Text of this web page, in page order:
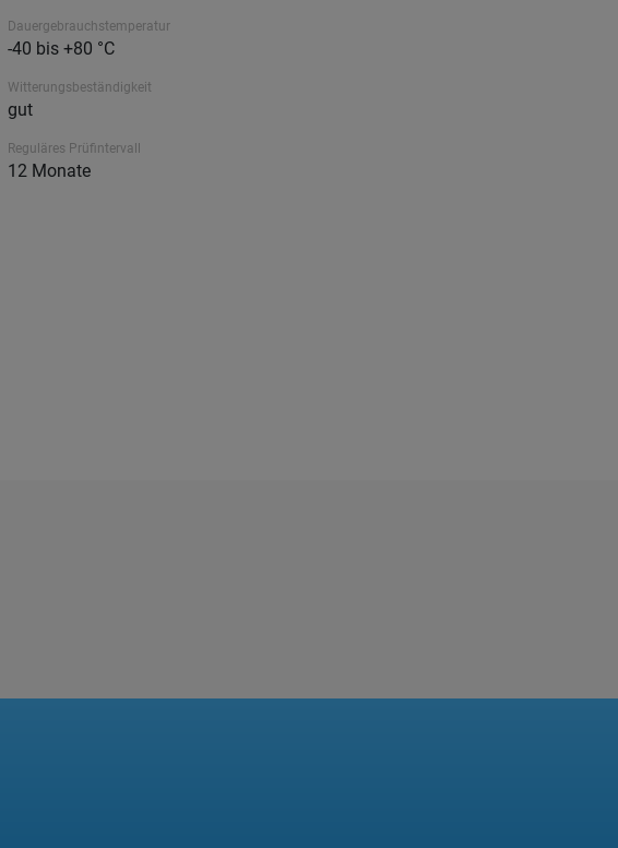
Dauergebrauchstemperatur
-40 bis +80 °C
Witterungsbeständigkeit
gut
Reguläres Prüfintervall
12 Monate